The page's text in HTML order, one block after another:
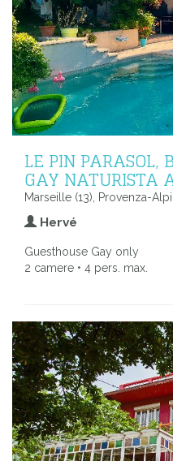
LE PIN PARASOL,
GAY NATURISTA
Marseille (13), Provenza-
Hervé
Guesthouse Gay only
2 camere • 4 pers. max.